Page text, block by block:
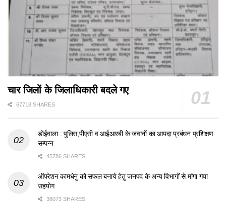
चार जिलों के जिलाधिकारी बदले गए
67718 SHARES
डोईवाला : पुलिस,पीएसी व आईआरबी के जवानों का आपदा प्रबंधन प्रशिक्षण
सम्पन्न
45786 SHARES
ऑपरेशन कामधेनु को सफल बनाये हेतु जनपद के अन्य विभागों से मांगा गया
सहयोग
38073 SHARES